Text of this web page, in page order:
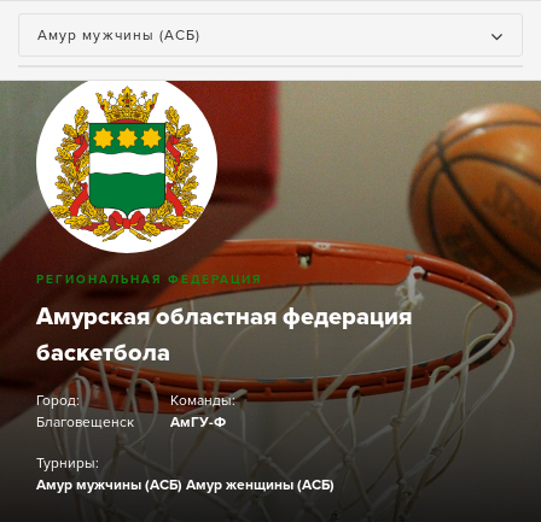
Амур мужчины (АСБ)
РЕГИОНАЛЬНАЯ ФЕДЕРАЦИЯ
Амурская областная федерация
баскетбола
Город:
Благовещенск
Команды:
АмГУ-Ф
Турниры:
Амур мужчины (АСБ) Амур женщины (АСБ)